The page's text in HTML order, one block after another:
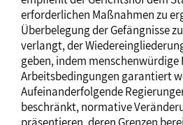
erforderlichen Maßnahmen zu
Überbelegung der Gefängnisse
verlangt, der
geben, indem menschenwürdige
Arbeitsbedingungen garantiert
Aufeinanderfolgende
beschränkt, normative